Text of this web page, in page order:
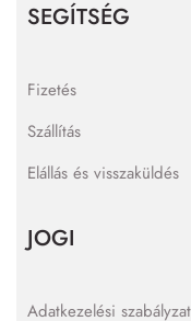
SEGÍTSÉG
Fizetés
Szállítás
Elállás és visszaküldés
JOGI
Adatkezelési szabályzat